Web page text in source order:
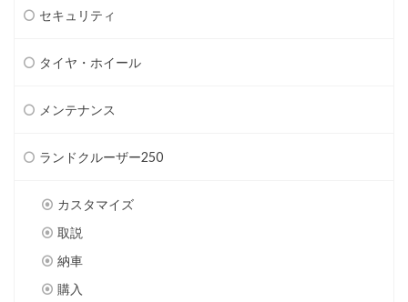
セキュリティ
タイヤ・ホイール
メンテナンス
ランドクルーザー250
カスタマイズ
取説
納車
購入